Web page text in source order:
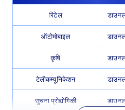
रिटेल
ऑटोमोबाइल
कृषि
टेलीकम्यूनिकेशन
सुचना प्रोद्योगिकी